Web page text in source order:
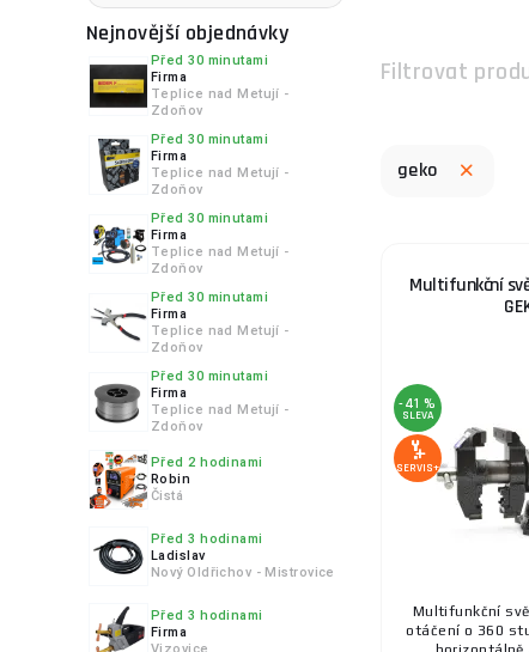
Nejnovější objednávky
Před 30 minutami
Firma
Teplice nad Metují -
Zdoňov
Před 30 minutami
Firma
Teplice nad Metují -
Zdoňov
Před 30 minutami
Firma
Teplice nad Metují -
Zdoňov
Před 30 minutami
Firma
Teplice nad Metují -
Zdoňov
Před 30 minutami
Firma
Teplice nad Metují -
Zdoňov
Před 2 hodinami
Robin
Čistá
Před 3 hodinami
Ladislav
Nový Oldřichov - Mistrovice
Před 3 hodinami
Firma
Filtrovat
geko
Multifunkční
-41 %
SLEVA
SERVIS+
Multifunkční
otáčení o 360